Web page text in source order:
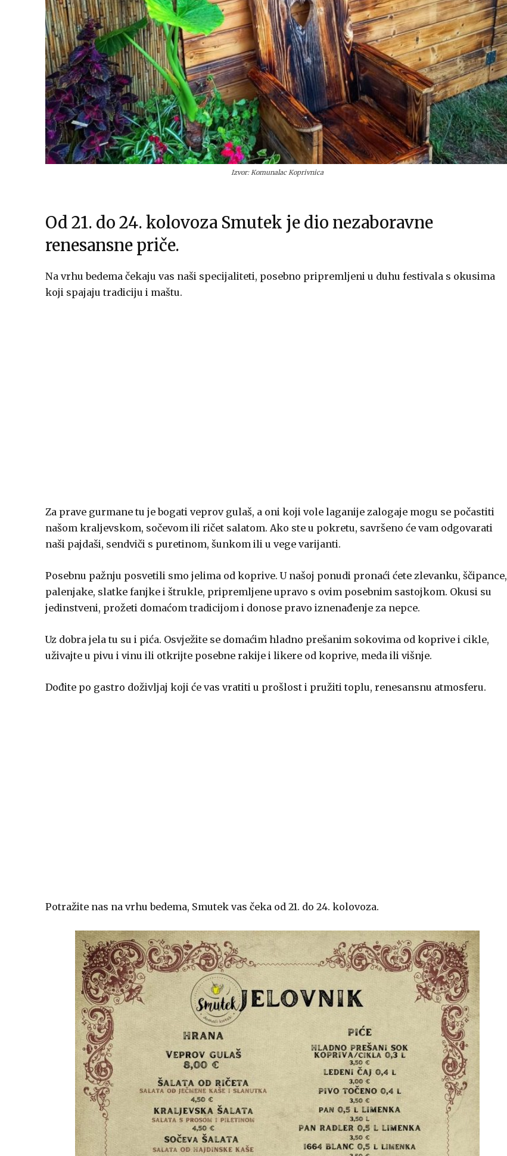
Izvor: Komunalac Koprivnica
Od 21. do 24. kolovoza Smutek je dio nezaboravne
renesansne priče.
Na vrhu bedema čekaju vas naši specijaliteti, posebno pripremljeni u duhu festivala s okusima
koji spajaju tradiciju i maštu.
Za prave gurmane tu je bogati veprov gulaš, a oni koji vole laganije zalogaje mogu se počastiti
našom kraljevskom, sočevom ili ričet salatom. Ako ste u pokretu, savršeno će vam odgovarati
naši pajdaši, sendviči s puretinom, šunkom ili u vege varijanti.
Posebnu pažnju posvetili smo jelima od koprive. U našoj ponudi pronaći ćete zlevanku, ščipance,
palenjake, slatke fanjke i štrukle, pripremljene upravo s ovim posebnim sastojkom. Okusi su
jedinstveni, prožeti domaćom tradicijom i donose pravo iznenađenje za nepce.
Uz dobra jela tu su i pića. Osvježite se domaćim hladno prešanim sokovima od koprive i cikle,
uživajte u pivu i vinu ili otkrijte posebne rakije i likere od koprive, meda ili višnje.
Dođite po gastro doživljaj koji će vas vratiti u prošlost i pružiti toplu, renesansnu atmosferu.
Potražite nas na vrhu bedema, Smutek vas čeka od 21. do 24. kolovoza.